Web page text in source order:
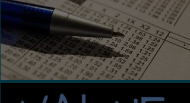
Τι είναι τα Ασιατικά Χάντικαπ;